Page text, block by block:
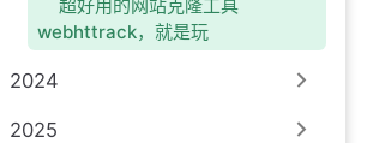
超好用的网站克隆工具
webhttrack，就是玩
2024
2025